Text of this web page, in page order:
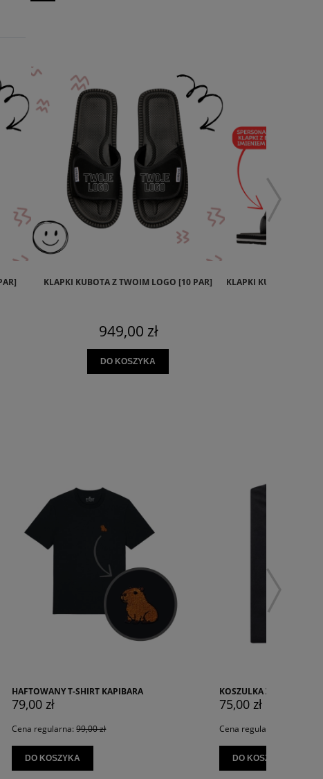
KLAPKI KUBOTA Z TWOIM LOGO [10 PAR]
949,00 zł
DO KOSZYKA
KLAPKI KUBOTA TAXI
KOSZULKA Z NADRUKIEM NOCNY GOLDEN
Cena regularna: